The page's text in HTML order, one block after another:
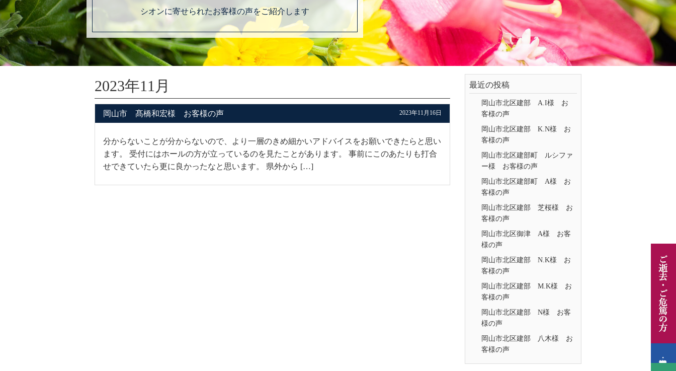
シオンに寄せられたお客様の声をご紹介します
2023年11月
岡山市 髙橋和宏様 お客様の声 2023年11月16日
分からないことが分からないので、より一層のきめ細かいアドバイスをお願いできたらと思い
ます。 受付にはホールの方が立っているのを見たことがあります。 事前にこのあたりも打合
せできていたら更に良かったなと思います。 県外から […]
最近の投稿
岡山市北区建部 A.I様 お
客様の声
岡山市北区建部 K.N様 お
客様の声
岡山市北区建部町 ルシファ
ー様 お客様の声
岡山市北区建部町 A様 お
客様の声
岡山市北区建部 芝桜様 お
客様の声
岡山市北区御津 A様 お客
様の声
岡山市北区建部 N.K様 お
客様の声
岡山市北区建部 M.K様 お
客様の声
岡山市北区建部 N様 お客
様の声
岡山市北区建部 八木様 お
客様の声